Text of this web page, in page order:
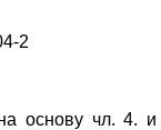
2
основу чл. 4. и